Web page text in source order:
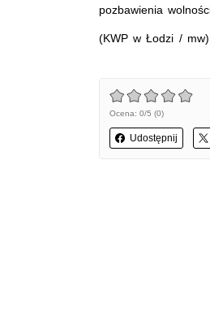
pozbawienia
(KWP w Łodzi / mw)
Ocena: 0/5 (0)
Udostępnij